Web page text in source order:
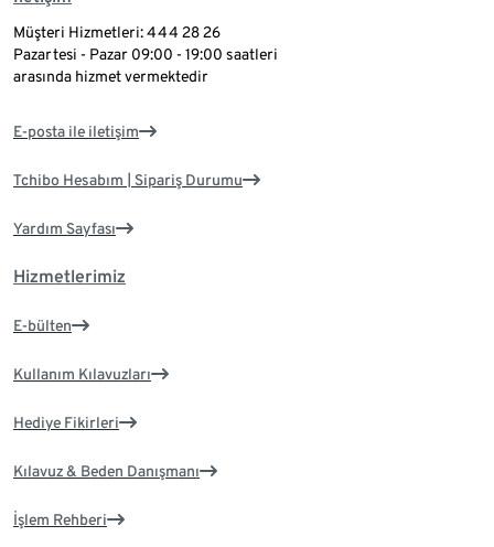
Müşteri Hizmetleri: 444 28 26
Pazartesi - Pazar 09:00 - 19:00 saatleri
arasında hizmet vermektedir
E-posta ile iletişim
Tchibo Hesabım | Sipariş Durumu
Yardım Sayfası
Hizmetlerimiz
E-bülten
Kullanım Kılavuzları
Hediye Fikirleri
Kılavuz & Beden Danışmanı
İşlem Rehberi